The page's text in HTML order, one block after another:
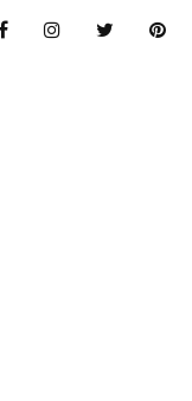
Nowości Bestsellery